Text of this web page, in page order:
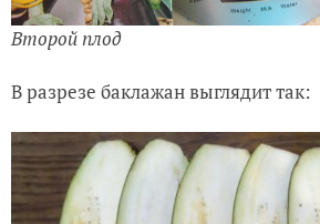
Второй плод
В разрезе баклажан выглядит так: